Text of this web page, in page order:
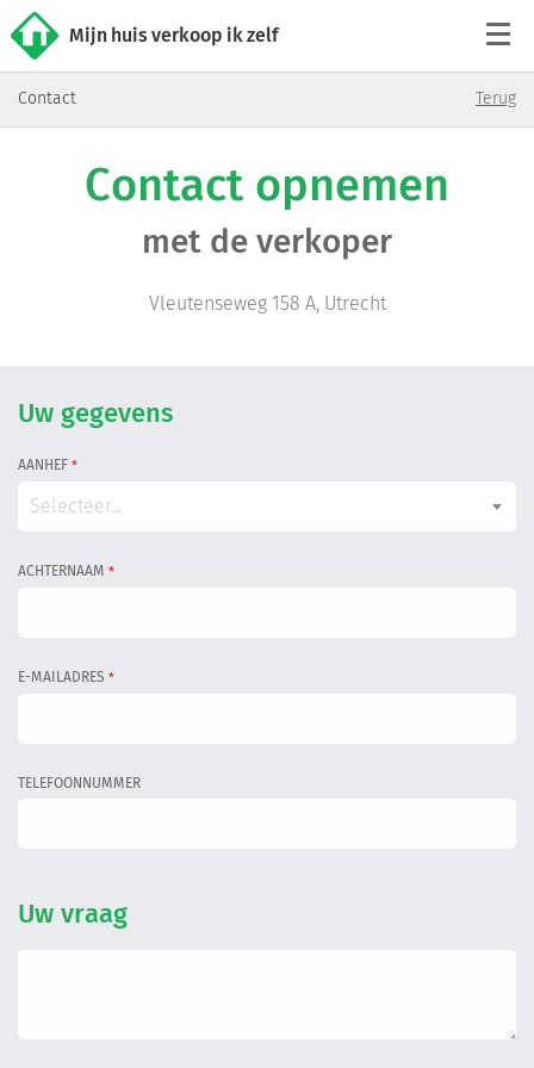
Mijn huis verkoop ik zelf
Woningaanbod
Werkwijze
Reviews
Contact Terug
Contact opnemen
met de verkoper
Vleutenseweg 158 A, Utrecht
Uw gegevens
AANHEF *
Selecteer...
ACHTERNAAM *
E-MAILADRES *
TELEFOONNUMMER
Uw vraag